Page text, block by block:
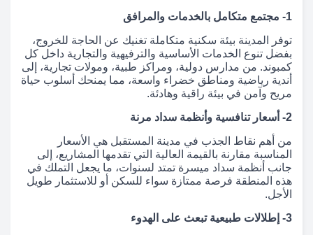
1- مجتمع متكامل بالخدمات والمرافق
توفر المدينة بيئة سكنية متكاملة تغنيك عن الحاجة للخروج،
بفضل تنوع الخدمات الأساسية والترفيهية والتجارية داخل كل
كمبوند. من مدارس دولية، ومراكز طبية، ومولات تجارية، إلى
أندية رياضية ومناطق خضراء واسعة، مما يمنحك أسلوب حياة
مريح وآمن في بيئة راقية وهادئة.
2- أسعار تنافسية وأنظمة سداد مرنة
من أهم نقاط الجذب في مدينة المستقبل هي الأسعار
المناسبة مقارنة بالقيمة العالية التي تقدمها المشاريع، إلى
جانب أنظمة سداد ميسرة تمتد لسنوات، ما يجعل التملك في
هذه المنطقة فرصة ممتازة سواء للسكن أو للاستثمار طويل
الأجل.
3- إطلالات طبيعية تبعث على الهدوء